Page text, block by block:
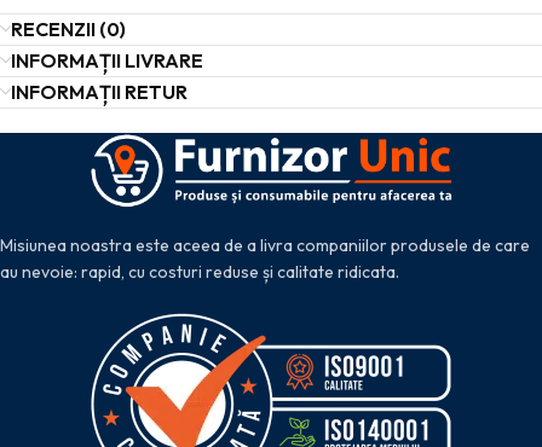
RECENZII (0)
INFORMAȚII LIVRARE
INFORMAȚII RETUR
Misiunea noastra este aceea de a livra companiilor produsele de care
au nevoie: rapid, cu costuri reduse și calitate ridicata.